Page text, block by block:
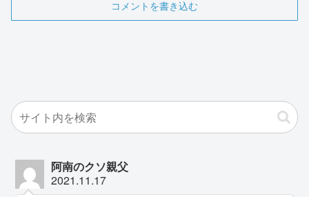
コメントを書き込む
阿南のクソ親父
2021.11.17